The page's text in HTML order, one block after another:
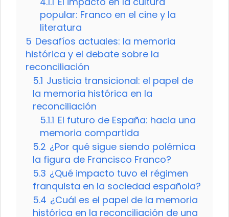
popular: Franco en el cine y la
literatura
5 Desafíos actuales: la memoria
histórica y el debate sobre la
reconciliación
5.1 Justicia transicional: el papel de
la memoria histórica en la
reconciliación
5.1.1 El futuro de España: hacia una
memoria compartida
5.2 ¿Por qué sigue siendo polémica
la figura de Francisco Franco?
5.3 ¿Qué impacto tuvo el régimen
franquista en la sociedad española?
5.4 ¿Cuál es el papel de la memoria
histórica en la reconciliación de una